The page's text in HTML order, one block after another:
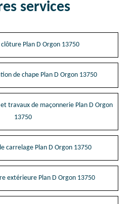
services
Plan D Orgon 13750
de chape Plan D Orgon 13750
travaux de maçonnerie Plan D Orgon
13750
carrelage Plan D Orgon 13750
extérieure Plan D Orgon 13750